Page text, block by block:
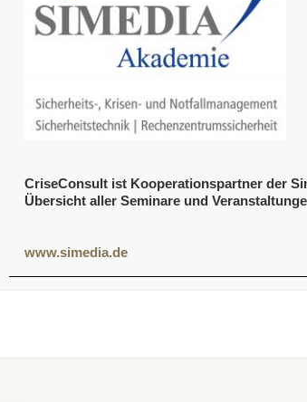
CriseConsult ist Kooperationspartner der
Übersicht aller Seminare und
www.simedia.de